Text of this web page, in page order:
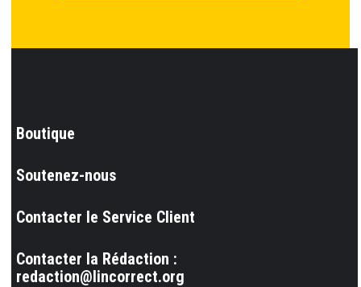
Boutique
Soutenez-nous
Contacter le Service Client
Contacter la Rédaction :
redaction@lincorrect.org